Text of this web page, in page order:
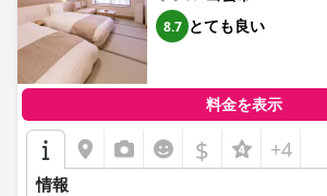
ことを希望しています。ホテルのスタッフに
関する親切なアドバイスは、外食しなければ
不便さを軽減しています。
ホテルの客室は、清潔さ、広さ、モダンな内
す。宿泊客は、自然光と手入れの行き届いた
でリラックスできる滞在を過ごしています。
ど、いくつかの小さな問題が指摘されていま
は非常にポジティブです。
8.7 とても良い
料金を表示
$ +4
情報